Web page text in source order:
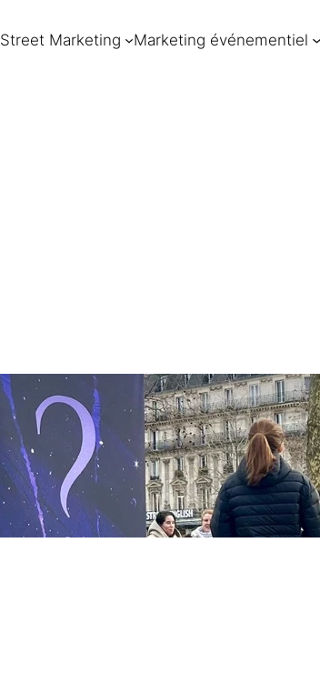
Street Marketing Marketing événementiel